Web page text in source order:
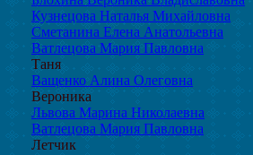
Кузнецова Наталья Михайловна
Сметанина Елена Анатольевна
Ватлецова Мария Павловна
Таня
Ващенко Алина Олеговна
Вероника
Львова Марина Николаевна
Ватлецова Мария Павловна
Летчик